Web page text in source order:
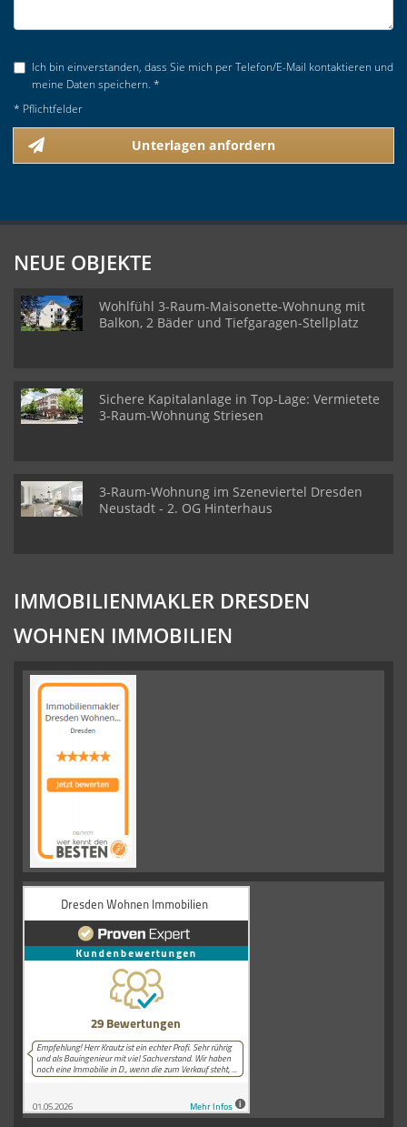
Ich bin einverstanden, dass Sie mich per Telefon/E-Mail kontaktieren und
meine Daten speichern. *
* Pflichtfelder
Unterlagen anfordern
NEUE OBJEKTE
Wohlfühl 3-Raum-Maisonette-Wohnung mit
Balkon, 2 Bäder und Tiefgaragen-Stellplatz
Sichere Kapitalanlage in Top-Lage: Vermietete
3-Raum-Wohnung Striesen
3-Raum-Wohnung im Szeneviertel Dresden
Neustadt - 2. OG Hinterhaus
IMMOBILIENMAKLER DRESDEN
WOHNEN IMMOBILIEN